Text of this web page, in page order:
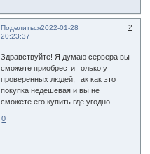
Поделиться 2
2022-01-28
20:23:37
Здравствуйте! Я думаю сервера вы
сможете приобрести только у
проверенных людей, так как это
покупка недешевая и вы не
сможете его купить где угодно.
0